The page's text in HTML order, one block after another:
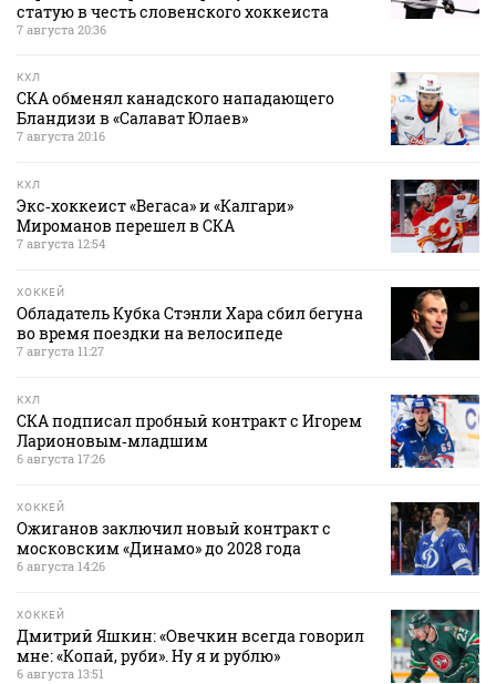
статую в честь словенского хоккеиста
7 августа 20:36
КХЛ
СКА обменял канадского нападающего
Бландизи в «Салават Юлаев»
7 августа 20:16
КХЛ
Экс‑хоккеист «Вегаса» и «Калгари»
Мироманов перешел в СКА
7 августа 12:54
ХОККЕЙ
Обладатель Кубка Стэнли Хара сбил бегуна
во время поездки на велосипеде
7 августа 11:27
КХЛ
СКА подписал пробный контракт с Игорем
Ларионовым‑младшим
6 августа 17:26
ХОККЕЙ
Ожиганов заключил новый контракт с
московским «Динамо» до 2028 года
6 августа 14:26
ХОККЕЙ
Дмитрий Яшкин: «Овечкин всегда говорил
мне: «Копай, руби». Ну я и рублю»
6 августа 13:51